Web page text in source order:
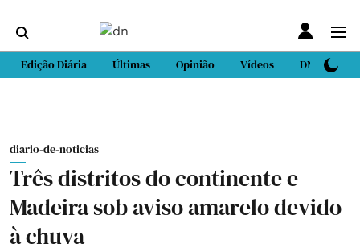
Edição Diária Últimas Opinião Vídeos DN Sport
diario-de-noticias
Três distritos do continente e
Madeira sob aviso amarelo devido
à chuva